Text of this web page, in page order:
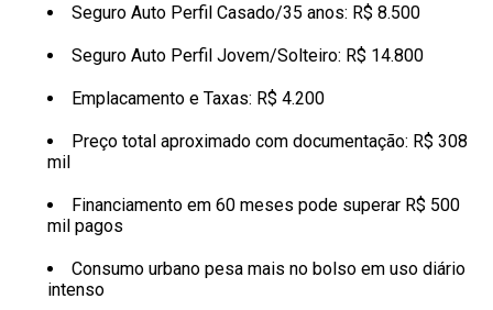
Seguro Auto Perfil Casado/35 anos: R$ 8.500
Seguro Auto Perfil Jovem/Solteiro: R$ 14.800
Emplacamento e Taxas: R$ 4.200
Preço total aproximado com documentação: R$ 308
mil
Financiamento em 60 meses pode superar R$ 500
mil pagos
Consumo urbano pesa mais no bolso em uso diário
intenso